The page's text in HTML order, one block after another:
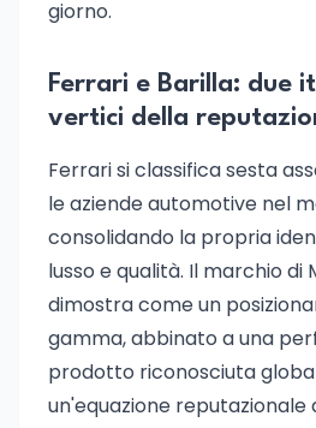
giorno.
Ferrari e Barilla: due
vertici della
Ferrari si classifica sesta
le aziende automotive nel
consolidando la propria
lusso e qualità. Il marchio di
dimostra come un
gamma, abbinato a una
prodotto riconosciuta
un'equazione reputazionale